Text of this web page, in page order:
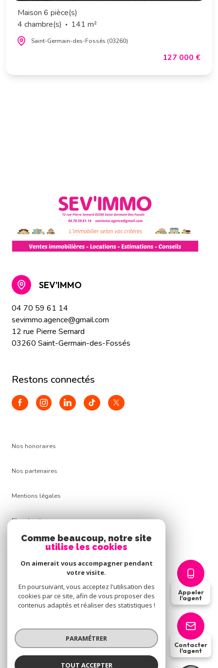
Appeler
l'agent
Contacter
l'agent
Maison 6 pièce(s)
4 chambre(s)
141 m²
Saint-Germain-des-Fossés (03260)
127 000 €
SEV'IMMO
04 70 59 61 14
sevimmo.agence@gmail.com
12 rue Pierre Semard
03260 Saint-Germain-des-Fossés
restons connectés
Nos honoraires
Nos partenaires
Mentions légales
Plan du site
Cookies
© 2026 | Tous droits réservés
Réalisé par
Comme beaucoup, notre site
utilise les cookies
On aimerait vous accompagner pendant
votre visite.
En poursuivant, vous acceptez l'utilisation des
cookies par ce site, afin de vous proposer des
contenus adaptés et réaliser des statistiques !
PARAMÉTRER
TOUT ACCEPTER